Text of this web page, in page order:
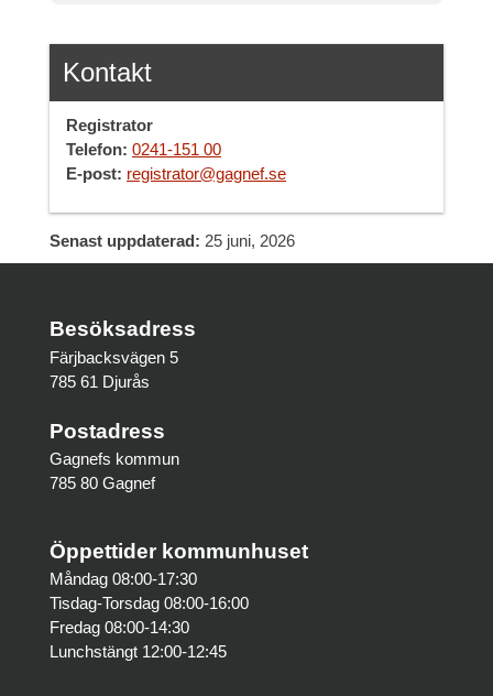
Kontakt
Registrator
Telefon:0241-151 00
E-post: registrator@gagnef.se
Senast uppdaterad: 25 juni, 2026
Besöksadress
Färjbacksvägen 5
785 61 Djurås
Postadress
Gagnefs kommun
785 80 Gagnef
Öppettider kommunhuset
Måndag 08:00-17:30
Tisdag-Torsdag 08:00-16:00
Fredag 08:00-14:30
Lunchstängt 12:00-12:45